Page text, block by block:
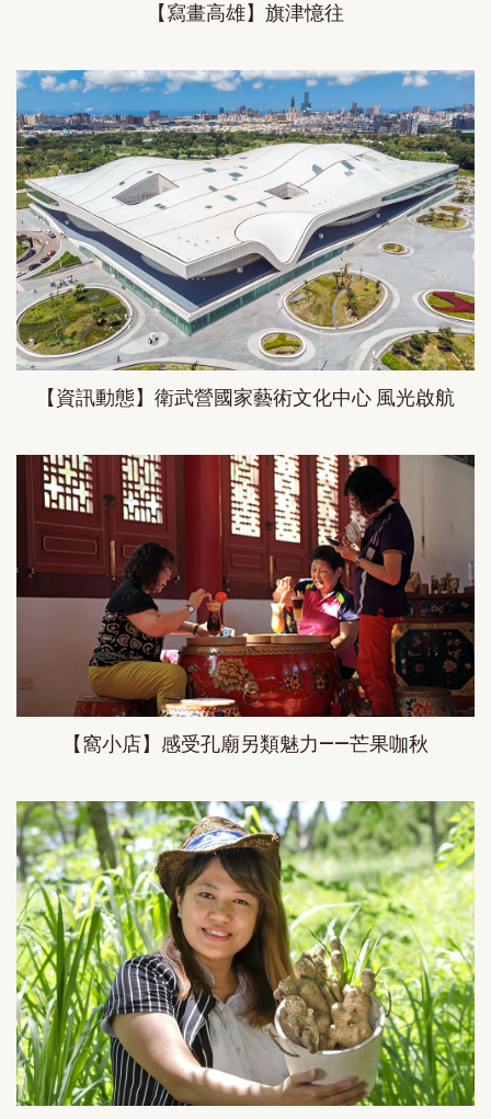
【寫畫高雄】旗津憶往
【資訊動態】衛武營國家藝術文化中心 風光啟航
【窩小店】感受孔廟另類魅力——芒果咖秋